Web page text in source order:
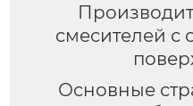
смесителей с
Основные